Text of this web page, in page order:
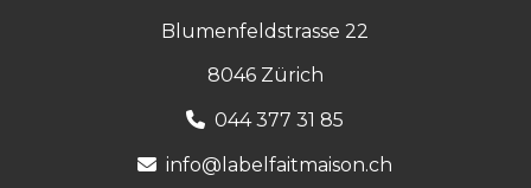
Blumenfeldstrasse 22
8046 Zürich
044 377 31 85
info@labelfaitmaison.ch